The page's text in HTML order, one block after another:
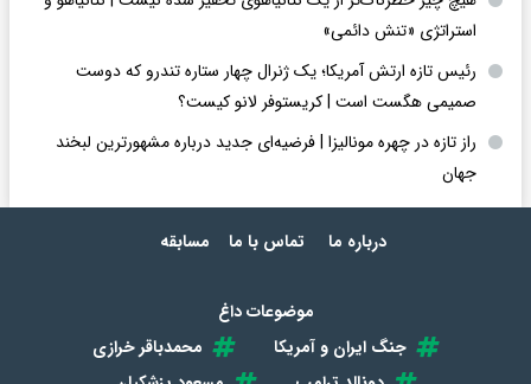
استراتژی «تنش دائمی»
رئیس تازه ارتش آمریکا؛ یک ژنرال چهار ستاره تندرو که دوست
صمیمی هگست است | کریستوفر لانو کیست؟
راز تازه در چهره مونالیزا | فرضیه‌ای جدید درباره مشهورترین لبخند
جهان
درباره ما تماس با ما مسابقه
موضوعات داغ
جنگ ایران و آمریکا
محمدباقر خرازی